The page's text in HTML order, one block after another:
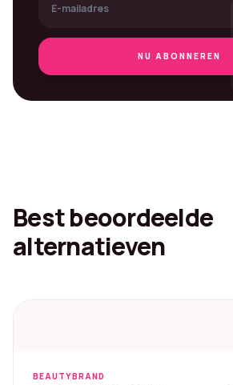
NU ABONNEREN
Best beoordeelde
alternatieven
BEAUTYBRAND